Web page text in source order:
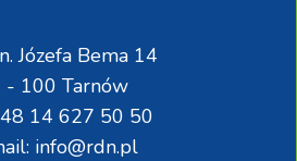
Józefa Bema 14
- 100 Tarnów
14 627 50 50
info@rdn.pl